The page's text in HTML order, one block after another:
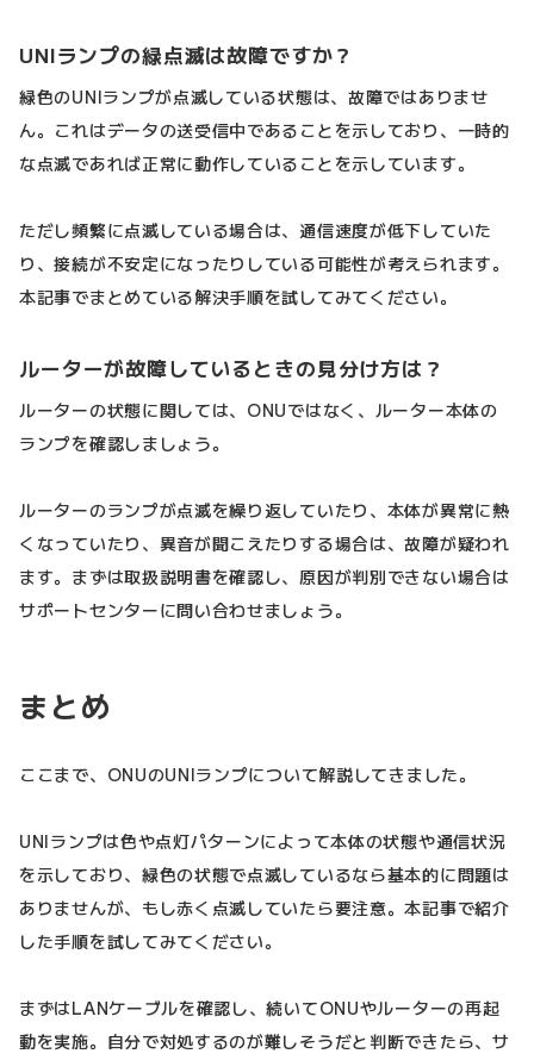
UNIランプの緑点滅は故障ですか？
緑色のUNIランプが点滅している状態は、故障ではありませ
ん。これはデータの送受信中であることを示しており、一時的
な点滅であれば正常に動作していることを示しています。
ただし頻繁に点滅している場合は、通信速度が低下していた
り、接続が不安定になったりしている可能性が考えられます。
本記事でまとめている解決手順を試してみてください。
ルーターが故障しているときの見分け方は？
ルーターの状態に関しては、ONUではなく、ルーター本体の
ランプを確認しましょう。
ルーターのランプが点滅を繰り返していたり、本体が異常に熱
くなっていたり、異音が聞こえたりする場合は、故障が疑われ
ます。まずは取扱説明書を確認し、原因が判別できない場合は
サポートセンターに問い合わせましょう。
まとめ
ここまで、ONUのUNIランプについて解説してきました。
UNIランプは色や点灯パターンによって本体の状態や通信状況
を示しており、緑色の状態で点滅しているなら基本的に問題は
ありませんが、もし赤く点滅していたら要注意。本記事で紹介
した手順を試してみてください。
まずはLANケーブルを確認し、続いてONUやルーターの再起
動を実施。自分で対処するのが難しそうだと判断できたら、サ